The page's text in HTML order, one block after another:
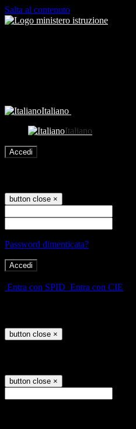
Salta al contenuto
Italiano
Italiano
Accedi
button close ×
Password dimenticata?
Entra con SPID Entra con CIE
button close ×
button close ×